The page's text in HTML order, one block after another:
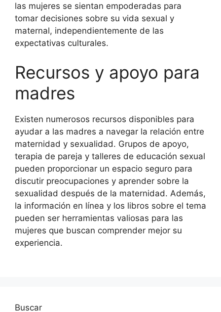
las mujeres se sientan empoderadas para
tomar decisiones sobre su vida sexual y
maternal, independientemente de las
expectativas culturales.
Recursos y apoyo para
madres
Existen numerosos recursos disponibles para
ayudar a las madres a navegar la relación entre
maternidad y sexualidad. Grupos de apoyo,
terapia de pareja y talleres de educación sexual
pueden proporcionar un espacio seguro para
discutir preocupaciones y aprender sobre la
sexualidad después de la maternidad. Además,
la información en línea y los libros sobre el tema
pueden ser herramientas valiosas para las
mujeres que buscan comprender mejor su
experiencia.
Buscar